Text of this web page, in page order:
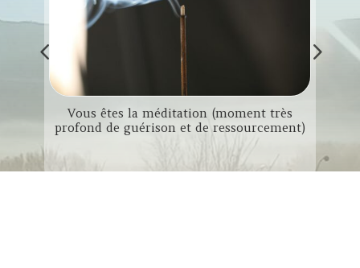
Vous êtes la méditation (moment très
profond de guérison et de ressourcement)